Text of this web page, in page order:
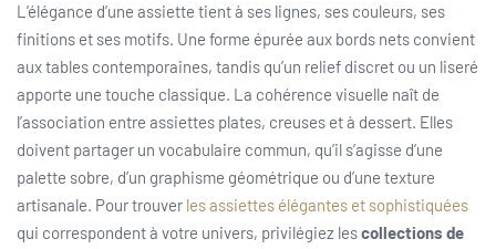
L’élégance d’une assiette tient à ses lignes, ses couleurs, ses
finitions et ses motifs. Une forme épurée aux bords nets convient
aux tables contemporaines, tandis qu’un relief discret ou un liseré
apporte une touche classique. La cohérence visuelle naît de
l’association entre assiettes plates, creuses et à dessert. Elles
doivent partager un vocabulaire commun, qu’il s’agisse d’une
palette sobre, d’un graphisme géométrique ou d’une texture
artisanale. Pour trouver les assiettes élégantes et sophistiquées
qui correspondent à votre univers, privilégiez lescollections de